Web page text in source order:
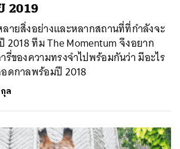
2019
ายสิ่งอย่างและหลากสถานที่ที่กำลังจะ
2018 ทีม The Momentum จึงอยาก
รี่ของความทรงจำไปพร้อมกันว่า มีอะไร
ดกาลพร้อมปี 2018
ล